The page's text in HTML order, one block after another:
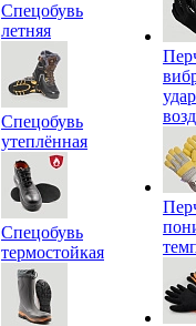
Спецобувь
летняя
Спецобувь
утеплённая
Спецобувь
термостойкая